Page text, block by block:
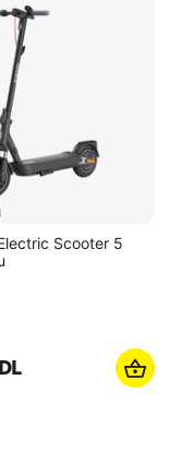
Scooter 5